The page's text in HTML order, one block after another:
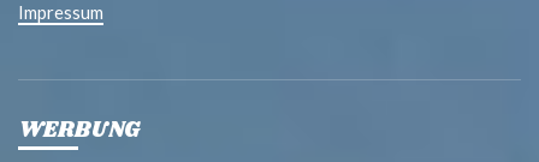
Impressum
WERBUNG